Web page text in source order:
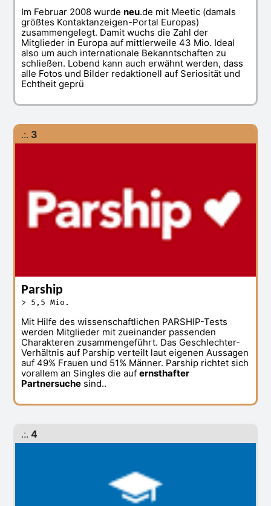
Im Februar 2008 wurdeneu.de mit Meetic (damals
größtes Kontaktanzeigen-Portal Europas)
zusammengelegt. Damit wuchs die Zahl der
Mitglieder in Europa auf mittlerweile 43 Mio. Ideal
also um auch internationale Bekanntschaften zu
schließen. Lobend kann auch erwähnt werden, dass
alle Fotos und Bilder redaktionell auf Seriosität und
Echtheit geprü
.:. 3
Parship
> 5,5 Mio.
Mit Hilfe des wissenschaftlichen PARSHIP-Tests
werden Mitglieder mit zueinander passenden
Charakteren zusammengeführt. Das Geschlechter-
Verhältnis auf Parship verteilt laut eigenen Aussagen
auf 49% Frauen und 51% Männer. Parship richtet sich
vorallem an Singles die aufernsthafter
Partnersuche sind..
.:. 4